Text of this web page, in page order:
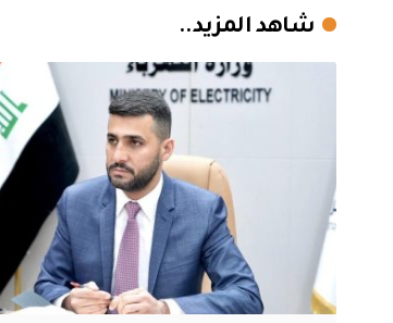
شاهد المزيد..